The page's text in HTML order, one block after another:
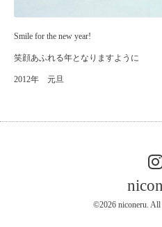
Smile for the new year!
笑顔あふれる年となりますように
2012年 元旦
©2026 niconeru. All